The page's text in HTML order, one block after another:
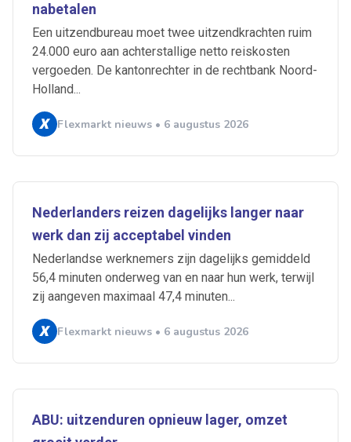
nabetalen
Een uitzendbureau moet twee uitzendkrachten ruim
24.000 euro aan achterstallige netto reiskosten
vergoeden. De kantonrechter in de rechtbank Noord-
Holland...
Flexmarkt nieuws • 6 augustus 2026
Nederlanders reizen dagelijks langer naar
werk dan zij acceptabel vinden
Nederlandse werknemers zijn dagelijks gemiddeld
56,4 minuten onderweg van en naar hun werk, terwijl
zij aangeven maximaal 47,4 minuten...
Flexmarkt nieuws • 6 augustus 2026
ABU: uitzenduren opnieuw lager, omzet